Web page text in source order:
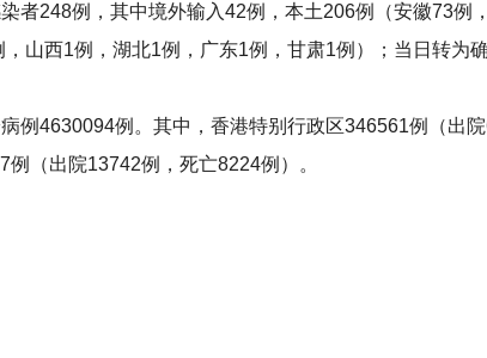
248例，其中境外输入42例，本土206例（安徽73例
山西1例，湖北1例，广东1例，甘肃1例）；当日转为
4630094例。其中，香港特别行政区346561例（出
（出院13742例，死亡8224例）。